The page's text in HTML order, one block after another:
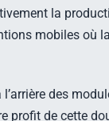
la
mobiles où
des
profit de cette